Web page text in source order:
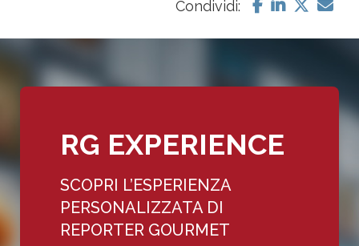
Condividi:
RG EXPERIENCE
SCOPRI L’ESPERIENZA
PERSONALIZZATA DI
REPORTER GOURMET